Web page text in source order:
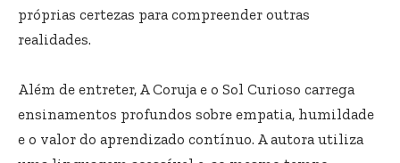
próprias certezas para compreender outras
realidades.
Além de entreter, A Coruja e o Sol Curioso carrega
ensinamentos profundos sobre empatia, humildade
e o valor do aprendizado contínuo. A autora utiliza